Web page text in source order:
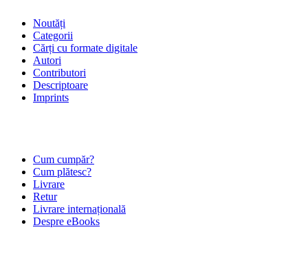
Noutăți
Categorii
Cărți cu formate digitale
Autori
Contributori
Descriptoare
Imprints
Cum cumpăr?
Cum plătesc?
Livrare
Retur
Livrare internațională
Despre eBooks